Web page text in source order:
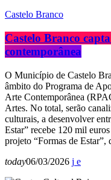
Castelo Branco
Castelo Branco
contemporânea
O Município de Castelo
âmbito do Programa de
Arte Contemporânea
Artes. No total, serão
culturais, a desenvolver
Estar” recebe 120 mil
projeto “Formas de
today06/03/2026